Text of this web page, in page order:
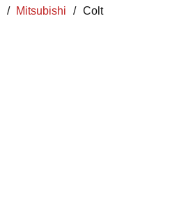
/ Mitsubishi / Colt